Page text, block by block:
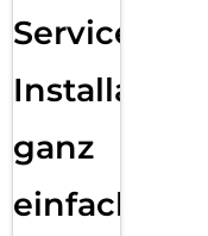
Services
Installation
ganz
einfach